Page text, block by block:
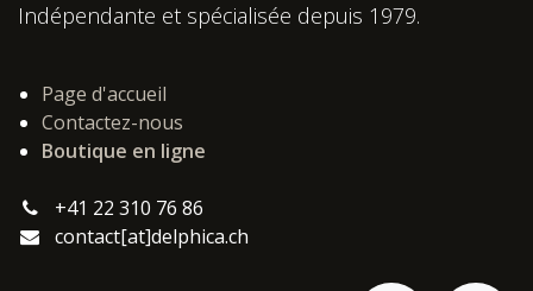
Indépendante et spécialisée depuis 1979.
Page d'accueil
Contactez-nous
Boutique en ligne
+41 22 310 76 86
contact[at]delphica.ch